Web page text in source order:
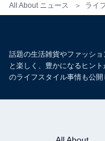
All About ニュース ライ
比較的高級感のある
第4位：輸入菓子
話題の生活雑貨やファッシ
と楽しく、豊かになるヒン
のライフスタイル事情も公開